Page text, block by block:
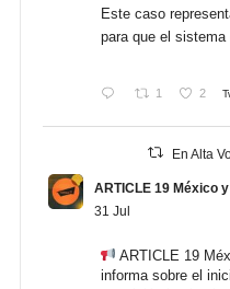
Este caso
para que el sistema
1 2
En Alta
ARTICLE 19 México
31 Jul
ARTICLE 19
informa sobre el